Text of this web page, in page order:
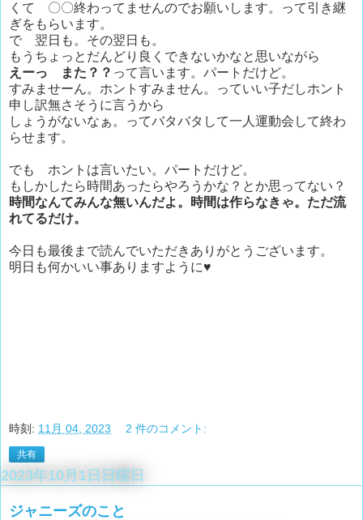
くて 〇〇終わってませんのでお願いします。って引き継
ぎをもらいます。
で 翌日も。その翌日も。
もうちょっとだんどり良くできないかなと思いながら
えーっ また？？ って言います。パートだけど。
すみませーん。ホントすみません。っていい子だしホント
申し訳無さそうに言うから
しょうがないなぁ。ってバタバタして一人運動会して終わ
らせます。
でも ホントは言いたい。パートだけど。
もしかしたら時間あったらやろうかな？とか思ってない？
時間なんてみんな無いんだよ。時間は作らなきゃ。ただ流
れてるだけ。
今日も最後まで読んでいただきありがとうございます。
明日も何かいい事ありますように♥
時刻: 11月 04, 2023 2 件のコメント:
共有
2023年10月1日日曜日
ジャニーズのこと